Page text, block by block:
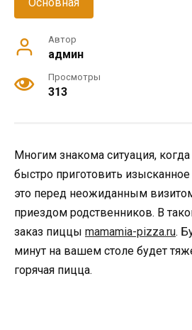
Автор
админ
Просмотры
313
Многим знакома ситуация,
быстро приготовить
это перед неожиданным
приездом родственников. В
заказ пиццы mamamia-pizza.ru.
минут на вашем столе будет
горячая пицца.